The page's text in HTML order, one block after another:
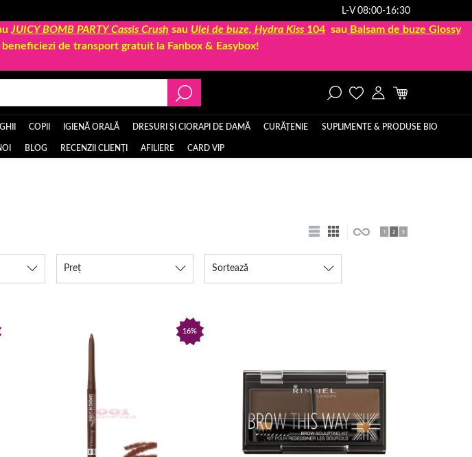
L-V 08:00-16:30
JUICY BOMB PARTY Cassis Crush sau Ulei de buze, Hydra Kiss 104 sau Balsam de buze Glossy
beneficiezi de transport gratuit la Fanbox & Easybox!
COPII IGIENĂ ORALĂ DRESURI ȘI CIORAPI DE DAMĂ CURĂȚENIE SUPLIMENTE & PRODUSE BIO
BLOG RECENZII CLIENȚI AFILIERE CARD VIP
Preț Sortează
16%